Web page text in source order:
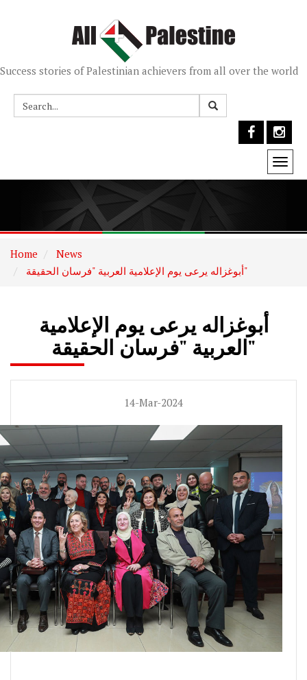
Success stories of Palestinian achievers from all over the world
Home
News
أبوغزاله يرعى يوم الإعلامية العربية "فرسان الحقيقة"
أبوغزاله يرعى يوم الإعلامية
العربية "فرسان الحقيقة"
14-Mar-2024